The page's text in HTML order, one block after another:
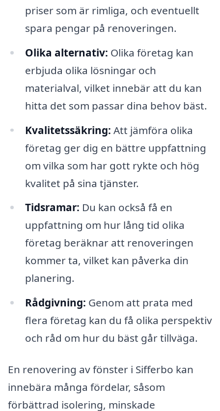
priser som är rimliga, och eventuellt
spara pengar på renoveringen.
Olika alternativ: Olika företag kan
erbjuda olika lösningar och
materialval, vilket innebär att du kan
hitta det som passar dina behov bäst.
Kvalitetssäkring: Att jämföra olika
företag ger dig en bättre uppfattning
om vilka som har gott rykte och hög
kvalitet på sina tjänster.
Tidsramar: Du kan också få en
uppfattning om hur lång tid olika
företag beräknar att renoveringen
kommer ta, vilket kan påverka din
planering.
Rådgivning: Genom att prata med
flera företag kan du få olika perspektiv
och råd om hur du bäst går tillväga.
En renovering av fönster i Sifferbo kan
innebära många fördelar, såsom
förbättrad isolering, minskade